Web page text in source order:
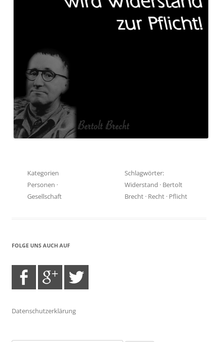
Kategorien
Personen ·
Gesellschaft
Schlagwörter:
Widerstand · Bertolt
Brecht · Recht · Pflicht
FOLGE UNS AUCH AUF
Datenschutzerklärung